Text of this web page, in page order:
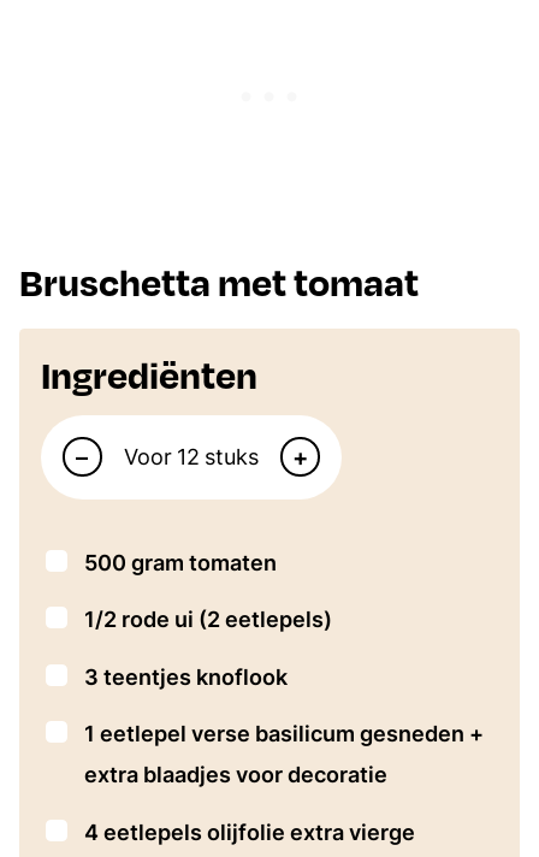
Bruschetta met tomaat
Ingrediënten
Aantal personen
– Voor stuks +
▢
500 gram tomaten
▢
1/2 rode ui (2 eetlepels)
▢
3 teentjes knoflook
▢
1 eetlepel verse basilicum gesneden +
extra blaadjes voor decoratie
▢
4eetlepels olijfolie extra vierge